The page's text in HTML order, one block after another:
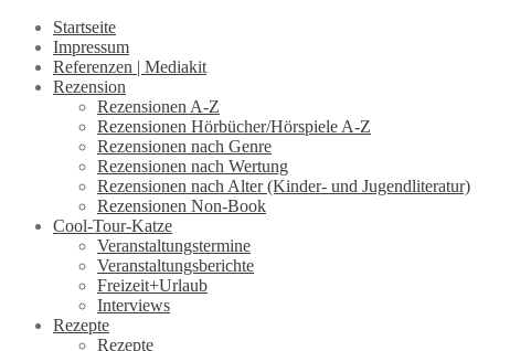
Startseite
Impressum
Referenzen | Mediakit
Rezension
Rezensionen A-Z
Rezensionen Hörbücher/Hörspiele A-Z
Rezensionen nach Genre
Rezensionen nach Wertung
Rezensionen nach Alter (Kinder- und Jugendliteratur)
Rezensionen Non-Book
Cool-Tour-Katze
Veranstaltungstermine
Veranstaltungsberichte
Freizeit+Urlaub
Interviews
Rezepte
Rezepte